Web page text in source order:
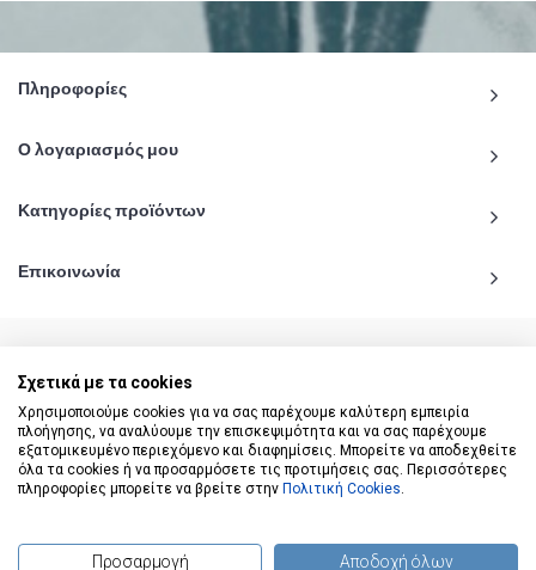
Πληροφορίες
Ο λογαριασμός μου
Κατηγορίες προϊόντων
Επικοινωνία
© 2020 - 2026 katiginetai.gr All Rights Reserved.
Σχετικά με τα cookies
Χρησιμοποιούμε cookies για να σας παρέχουμε καλύτερη εμπειρία
πλοήγησης, να αναλύουμε την επισκεψιμότητα και να σας παρέχουμε
εξατομικευμένο περιεχόμενο και διαφημίσεις. Μπορείτε να αποδεχθείτε
όλα τα cookies ή να προσαρμόσετε τις προτιμήσεις σας. Περισσότερες
πληροφορίες μπορείτε να βρείτε στην Πολιτική Cookies.
Προσαρμογή Αποδοχή όλων